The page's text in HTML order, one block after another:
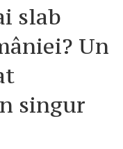
slab
Un
singur